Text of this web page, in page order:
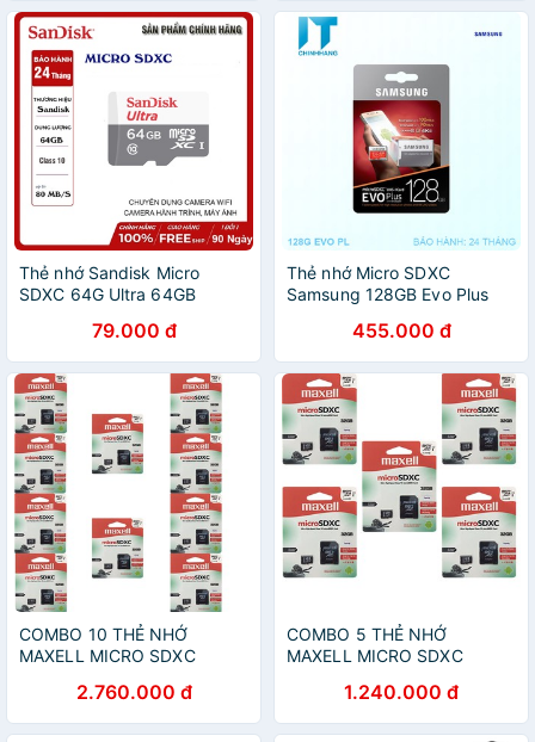
Thẻ nhớ Sandisk Micro
SDXC 64G Ultra 64GB
79.000 đ
Thẻ nhớ Micro SDXC
Samsung 128GB Evo Plus
455.000 đ
COMBO 10 THẺ NHỚ
MAXELL MICRO SDXC
2.760.000 đ
COMBO 5 THẺ NHỚ
MAXELL MICRO SDXC
1.240.000 đ